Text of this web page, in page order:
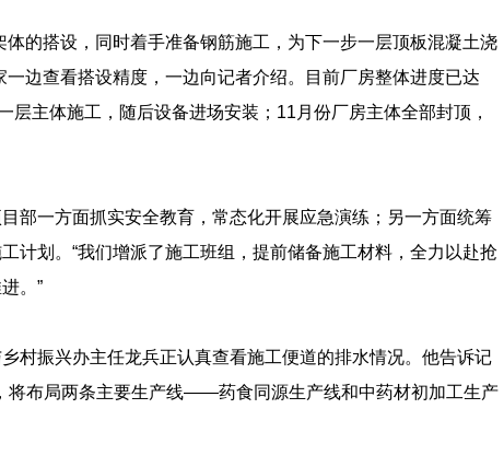
体的搭设，同时着手准备钢筋施工，为下一步一层顶板混凝土浇
边查看搭设精度，一边向记者介绍。目前厂房整体进度已达
层主体施工，随后设备进场安装；11月份厂房主体全部封顶，
部一方面抓实安全教育，常态化开展应急演练；另一方面统筹
计划。“我们增派了施工班组，提前储备施工材料，全力以赴抢
。”
村振兴办主任龙兵正认真查看施工便道的排水情况。他告诉记
将布局两条主要生产线——药食同源生产线和中药材初加工生产